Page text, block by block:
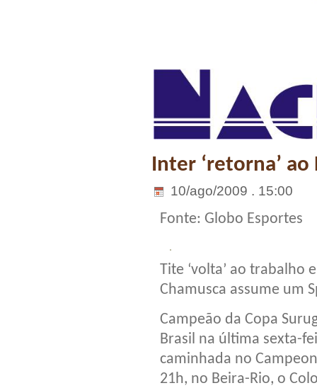
Inter ‘retorna’
10/ago/2009 . 15:00
Fonte: Globo Esportes
Tite ‘volta’ ao trabalho
Chamusca assume um
Campeão da Copa
Brasil na última sexta-
caminhada no
21h, no Beira-Rio, o